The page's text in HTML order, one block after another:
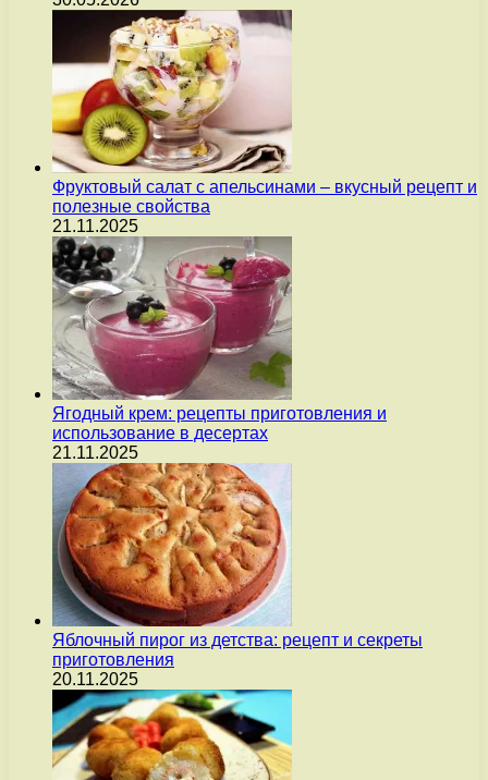
Фруктовый салат с апельсинами – вкусный рецепт и
полезные свойства
21.11.2025
Ягодный крем: рецепты приготовления и
использование в десертах
21.11.2025
Яблочный пирог из детства: рецепт и секреты
приготовления
20.11.2025